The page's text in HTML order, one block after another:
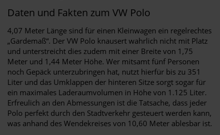
Daten und Fakten zum VW Polo
4,07 Meter Länge sind für einen Kleinwagen ein regelrechtes
„Gardemaß“. Der VW Polo knausert wahrlich nicht mit Platz
und unterstreicht dies zudem mit einer Breite von 1,75
Meter und 1,44 Meter Höhe. Wer mitsamt fünf Personen
noch Gepäck unterzubringen hat, nutzt hierfür bis zu 351
Liter und das Umklappen der hinteren Sitze sorgt sogar für
ein maximales Laderaumvolumen in Höhe von 1.125 Liter.
Erfreulich an den Abmessungen ist die Tatsache, dass jeder
Polo perfekt durch den Stadtverkehr gesteuert werden kann,
was anhand des Wendekreises von 10,60 Meter ablesbar ist.